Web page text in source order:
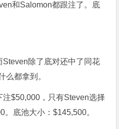
和Salomon都跟注了。底
除了底对还中了同花
么都拿到。
$50,000，只有Steven选择
底池大小：$145,500。